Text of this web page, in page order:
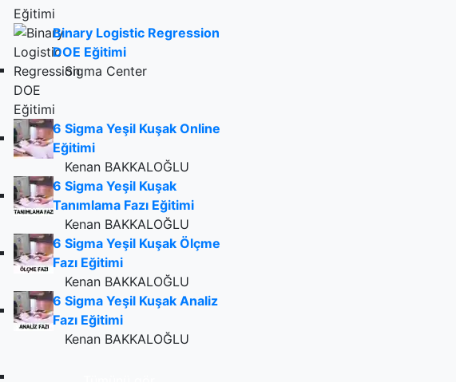
Binary Logistic Regression
DOE Eğitimi
Sigma Center
6 Sigma Yeşil Kuşak Online
Eğitimi
Kenan BAKKALOĞLU
6 Sigma Yeşil Kuşak
Tanımlama Fazı Eğitimi
Kenan BAKKALOĞLU
6 Sigma Yeşil Kuşak Ölçme
Fazı Eğitimi
Kenan BAKKALOĞLU
6 Sigma Yeşil Kuşak Analiz
Fazı Eğitimi
Kenan BAKKALOĞLU